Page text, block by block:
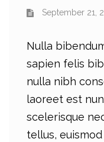
September 21,
Nulla
sapien felis
nulla nibh
laoreet est
scelerisque
tellus,